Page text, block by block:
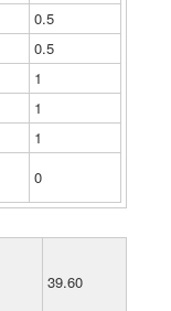
0.5
0.5
1
1
1
0
39.60